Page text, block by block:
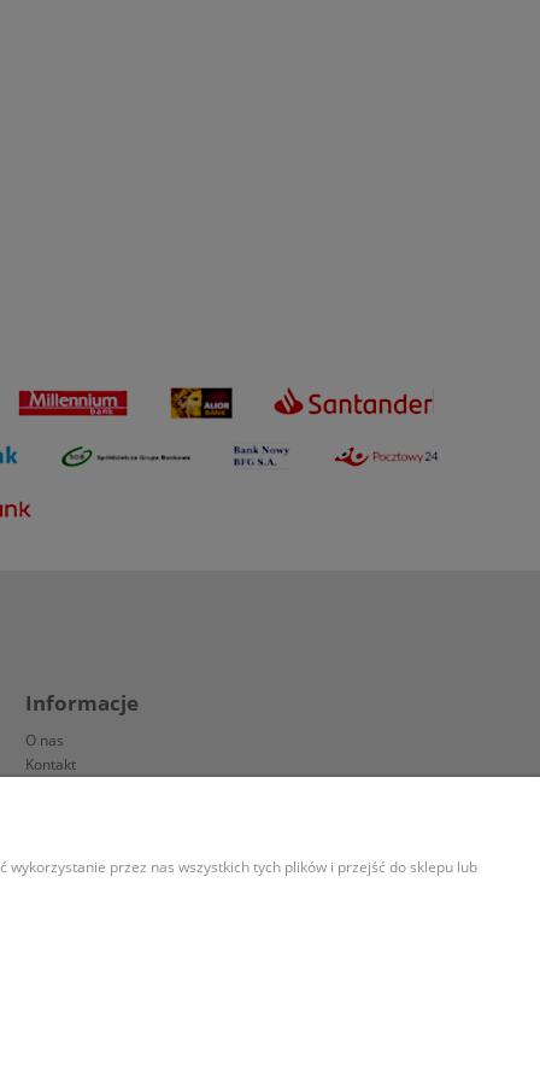
Informacje
O nas
Kontakt
przez nas wszystkich tych plików i przejść do sklepu lub